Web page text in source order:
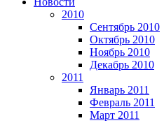
2010
Сентябрь 2010
Октябрь 2010
Ноябрь 2010
Декабрь 2010
2011
Январь 2011
Февраль 2011
Март 2011